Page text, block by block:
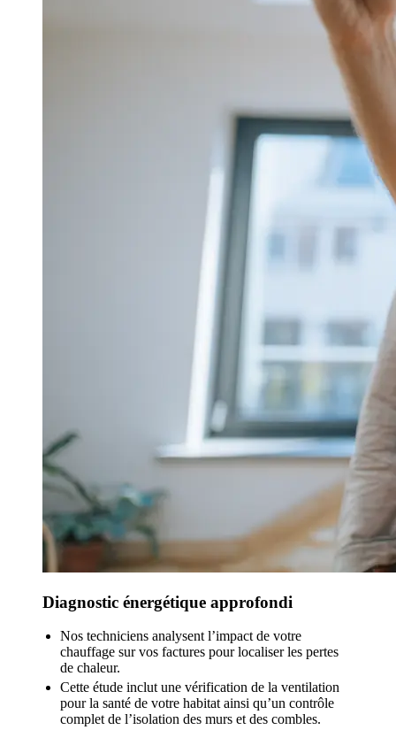
Diagnostic énergétique approfondi
Nos techniciens analysent l’impact de votre
chauffage sur vos factures pour localiser les pertes
de chaleur.
Cette étude inclut une vérification de la ventilation
pour la santé de votre habitat ainsi qu’un contrôle
complet de l’isolation des murs et des combles.